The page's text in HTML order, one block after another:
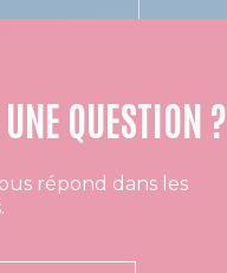
QUESTION ?
répond dans les